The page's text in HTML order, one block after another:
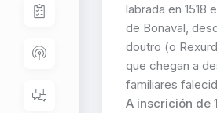
labrada en 1518
de Bonaval,
doutro (o
que chegan a
familiares
A inscrición de